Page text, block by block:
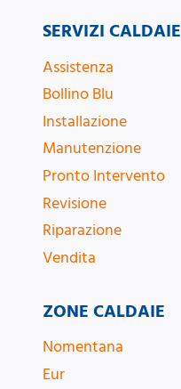
SERVIZI CALDAIE
Assistenza
Bollino Blu
Installazione
Manutenzione
Pronto Intervento
Revisione
Riparazione
Vendita
ZONE CALDAIE
Nomentana
Eur